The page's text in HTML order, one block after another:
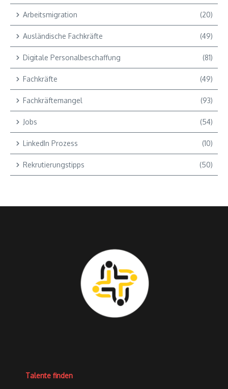
Arbeitsmigration (20)
Ausländische Fachkräfte (49)
Digitale Personalbeschaffung (81)
Fachkräfte (49)
Fachkräftemangel (93)
Jobs (54)
LinkedIn Prozess (10)
Rekrutierungstipps (50)
Talente finden